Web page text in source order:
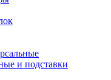
и подставки